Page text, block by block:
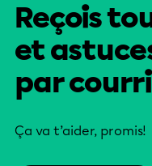
Reçois
et
par
Ça va t’aider, promis!